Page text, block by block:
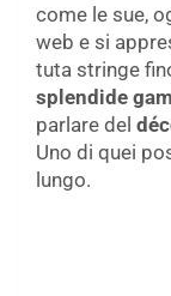
come le sue,
web e si
tuta stringe
splendide
parlare del
Uno di quei
lungo.